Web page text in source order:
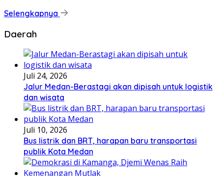
Selengkapnya
Daerah
Juli 24, 2026
Jalur Medan-Berastagi akan dipisah untuk logistik
dan wisata
Juli 10, 2026
Bus listrik dan BRT, harapan baru transportasi
publik Kota Medan